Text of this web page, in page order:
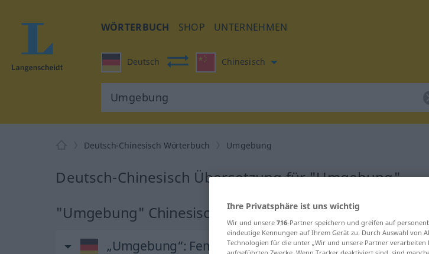
WÖRTERBUCH SHOP UNTERNEHMEN
Deutsch Chinesisch
Deutsch-Chinesisch Wörterbuch Umgebung
Deutsch-Chinesisch Übersetzung für "Umgebung"
"Umgebung" Chinesisch Übersetzung
„Umgebung“: Femininum
Ihre Privatsphäre ist uns wichtig
Wir und unsere 716-Partner speichern und greifen auf
eindeutige Kennungen auf Ihrem Gerät zu. Durch Auswahl von
Technologien für die unter „Wir und unsere Partner verarbeiten